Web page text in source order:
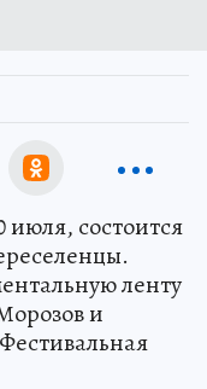
состоится
ленту
и